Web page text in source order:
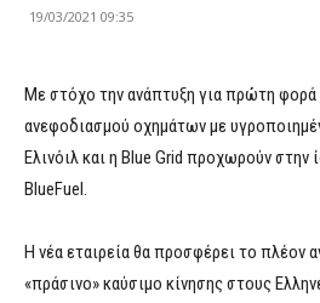
19/03/2021 09:35
Με στόχο την ανάπτυξη για πρώτη
ανεφοδιασμού οχημάτων με
Ελινόιλ και η Blue Grid προχωρούν στην
BlueFuel.
Η νέα εταιρεία θα προσφέρει το πλέον
«πράσινο» καύσιμο κίνησης στους